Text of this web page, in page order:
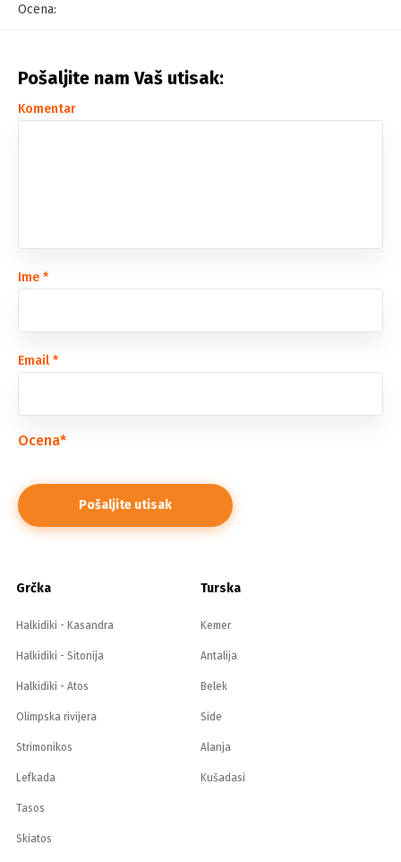
Ocena:
Pošaljite nam Vaš utisak:
Komentar
Ime *
Email *
Ocena*
Grčka
Halkidiki - Kasandra
Halkidiki - Sitonija
Halkidiki - Atos
Olimpska rivijera
Strimonikos
Lefkada
Tasos
Skiatos
Turska
Kemer
Antalija
Belek
Side
Alanja
Kušadasi